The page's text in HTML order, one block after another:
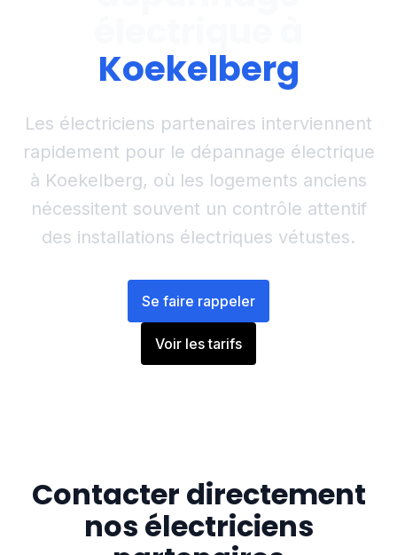
Koekelberg
Les électriciens partenaires interviennent
rapidement pour le dépannage électrique
à Koekelberg, où les logements anciens
nécessitent souvent un contrôle attentif
des installations électriques vétustes.
Se faire rappeler
Voir les tarifs
Contacter directement
nos électriciens